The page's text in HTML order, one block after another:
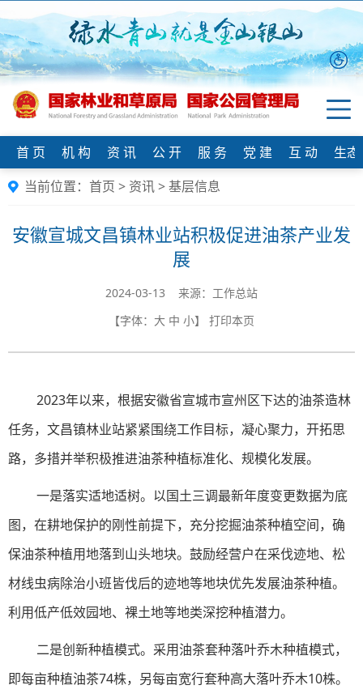
首 页 机 构 资 讯 公 开 服 务 党 建 互 动
生
当前位置： 首页 > 资讯>基层信息
安徽宣城文昌镇林业站积极促进油茶产业发
展
2024-03-13 来源：工作总站
【字体： 大 中 小】 打印本页
2023年以来，根据安徽省宣城市宣州区下达的油茶造林
任务，文昌镇林业站紧紧围绕工作目标，凝心聚力，开拓思
路，多措并举积极推进油茶种植标准化、规模化发展。
一是落实适地适树。以国土三调最新年度变更数据为底
图，在耕地保护的刚性前提下，充分挖掘油茶种植空间，确
保油茶种植用地落到山头地块。鼓励经营户在采伐迹地、松
材线虫病除治小班皆伐后的迹地等地块优先发展油茶种植。
利用低产低效园地、裸土地等地类深挖种植潜力。
二是创新种植模式。采用油茶套种落叶乔木种植模式，
即每亩种植油茶74株，另每亩宽行套种高大落叶乔木10株。